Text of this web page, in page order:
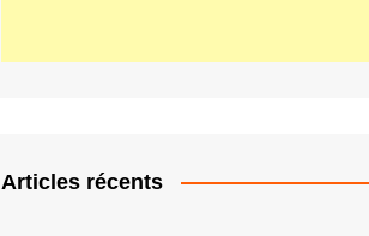
Articles récents